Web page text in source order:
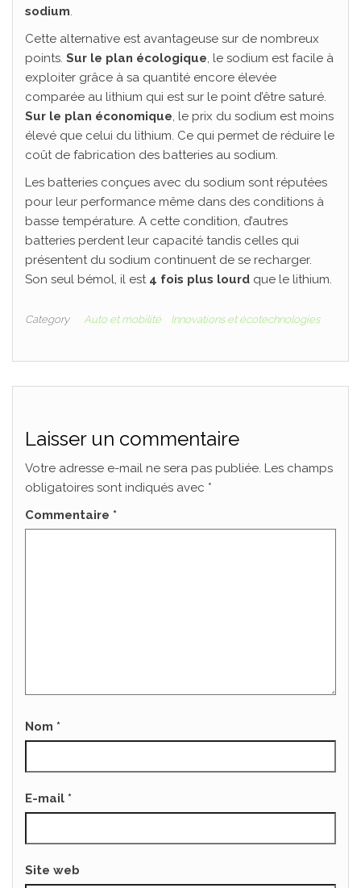
sodium.
Cette alternative est avantageuse sur de nombreux
points. Sur le plan écologique, le sodium est facile à
exploiter grâce à sa quantité encore élevée
comparée au lithium qui est sur le point d’être saturé.
Sur le plan économique, le prix du sodium est moins
élevé que celui du lithium. Ce qui permet de réduire le
coût de fabrication des batteries au sodium.
Les batteries conçues avec du sodium sont réputées
pour leur performance même dans des conditions à
basse température. A cette condition, d’autres
batteries perdent leur capacité tandis celles qui
présentent du sodium continuent de se recharger.
Son seul bémol, il est 4 fois plus lourd que le lithium.
Category Auto et mobilité Innovations et écotechnologies
Laisser un commentaire
Votre adresse e-mail ne sera pas publiée. Les champs
obligatoires sont indiqués avec *
Commentaire *
Nom *
E-mail *
Site web